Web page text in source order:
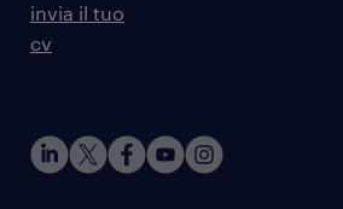
invia il tuo
cv